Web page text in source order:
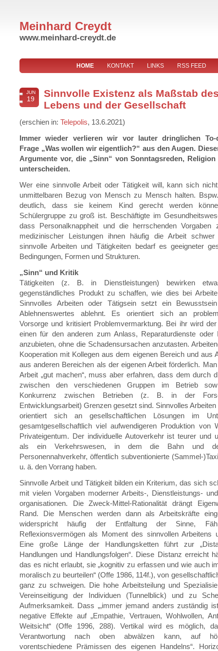
Meinhard Creydt
www.meinhard-creydt.de
HOME KONTAKT LINKS RSS FEED
JUN
19
Sinnvolle Existenz als Maßstab
Lebens und der Gesellschaft
(erschien in: Telepolis, 13.6.2021)
Immer wieder verlieren wir vor lauter dringlichen To-
Frage „Was wollen wir eigentlich?“ aus den Augen.
Argumente vor, die „Sinn“ von Sonntagsreden,
unterscheiden.
Wer eine sinnvolle Arbeit oder Tätigkeit will, kann sich
unmittelbaren Bezug von Mensch zu Mensch halten.
deutlich, dass sie keinem Kind gerecht werden
Schülergruppe zu groß ist. Beschäftigte im
dass Personalknappheit und die herrschenden Vorgaben
medizinischer Leistungen ihnen häufig die Arbeit
sinnvolle Arbeiten und Tätigkeiten bedarf es geeigneter
Bedingungen, Formen und Strukturen.
„Sinn“ und Kritik
Tätigkeiten (z. B. in Dienstleistungen) bewirken
gegenständliches Produkt zu schaffen, wie dies bei
Sinnvolles Arbeiten oder Tätigsein setzt ein
Ablehnenswertes ablehnt. Es orientiert sich an
Vorsorge und kritisiert Problemvermarktung. Bei ihr wird
einen für den anderen zum Anlass, Reparaturdienste oder
anzubieten, ohne die Schadensursachen anzutasten.
Kooperation mit Kollegen aus dem eigenen Bereich und aus
aus anderen Bereichen als der eigenen Arbeit förderlich.
Arbeit „gut machen“, muss aber erfahren, dass dem durch
zwischen den verschiedenen Gruppen im Betrieb
Konkurrenz zwischen Betrieben (z. B. in der
Entwicklungsarbeit) Grenzen gesetzt sind. Sinnvolles
orientiert sich an gesellschaftlichen Lösungen im
gesamtgesellschaftlich viel aufwendigeren Produktion von
Privateigentum. Der individuelle Autoverkehr ist teurer und
als ein Verkehrswesen, in dem die Bahn und
Personennahverkehr, öffentlich subventionierte (Sammel-
u. ä. den Vorrang haben.
Sinnvolle Arbeit und Tätigkeit bilden ein Kriterium, das sich
mit vielen Vorgaben moderner Arbeits-, Dienstleistungs-
organisationen. Die Zweck-Mittel-Rationalität drängt
Rand. Die Menschen werden dann als Arbeitskräfte
widerspricht häufig der Entfaltung der Sinne,
Reflexionsvermögen als Moment des sinnvollen Arbeitens
Eine große Länge der Handlungsketten führt zur
Handlungen und Handlungsfolgen“. Diese Distanz erreicht
das es nicht erlaubt, sie „kognitiv zu erfassen und wie auch
moralisch zu beurteilen“ (Offe 1986, 114f.), von
ganz zu schweigen. Die hohe Arbeitsteilung und
Vereinseitigung der Individuen (Tunnelblick) und zu
Aufmerksamkeit. Dass „‚immer jemand anders zuständig
negative Effekte auf „Empathie, Vertrauen, Wohlwollen,
Weitsicht“ (Offe 1996, 288). Vertikal wird es möglich,
Verantwortung nach oben abwälzen kann, auf
vorentschiedene Prämissen des eigenen Handelns“.